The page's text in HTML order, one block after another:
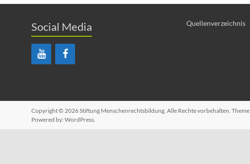
Social Media Quellenverzeichnis
Copyright © 2026Stiftung Menschenrechtsbildung. Alle Rechte vorbehalten. Theme
Powered by: WordPress.